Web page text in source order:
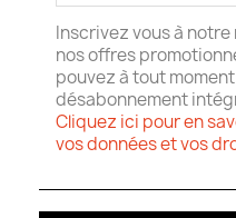
Inscrivez vous à
nos offres
pouvez à tout
désabonnement
Cliquez ici pour en
vos données et vos